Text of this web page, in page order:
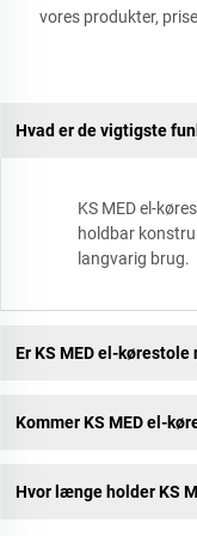
vores produkter,
Hvad er de vigtigste
KS MED el-
holdbar
langvarig brug.
Er KS MED el-kørestole
Kommer KS MED el-
Hvor længe holder KS